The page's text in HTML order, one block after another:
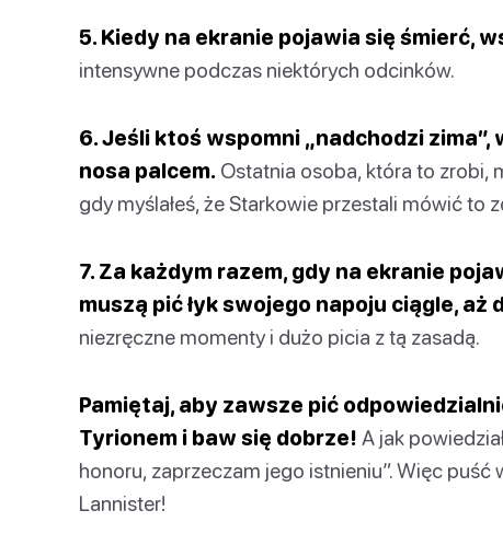
5. Kiedy na ekranie pojawia się śmierć,
intensywne podczas niektórych odcinków.
6. Jeśli ktoś wspomni „nadchodzi
nosa palcem. Ostatnia osoba, która to zrobi,
gdy myślałeś, że Starkowie przestali mówić to
7. Za każdym razem, gdy na ekranie
muszą pić łyk swojego napoju ciągle, aż
niezręczne momenty i dużo picia z tą zasadą.
Pamiętaj, aby zawsze pić
Tyrionem i baw się dobrze! A jak
honoru, zaprzeczam jego istnieniu”. Więc
Lannister!